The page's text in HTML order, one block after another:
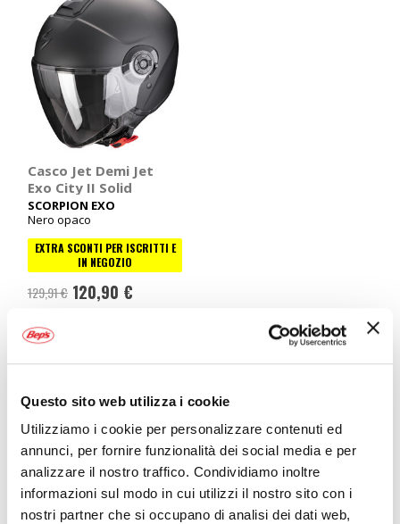
Questo sito web utilizza i cookie
Utilizziamo i cookie per personalizzare contenuti ed
annunci, per fornire funzionalità dei social media e per
analizzare il nostro traffico. Condividiamo inoltre
informazioni sul modo in cui utilizzi il nostro sito con i
nostri partner che si occupano di analisi dei dati web,
Casco Jet Demi Jet
Exo City II Solid
SCORPION EXO
Nero opaco
EXTRA SCONTI PER ISCRITTI E
IN NEGOZIO
129,91 € 120,90 €
online
tuoi viaggi in moto o nel quotidiano con lo scooter? Nel
catalogo Bep’s troverai un'ampia gamma di caschi jet, sia
per lui che per lei, o dicaschi integralianche con calotta
superleggera. Sei indeciso tra casco jeteintegrale? La
soluzione sono icaschi modulari: ottimo connubio tra la